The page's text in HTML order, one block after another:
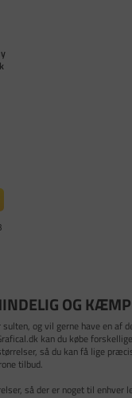
OG
og vil gerne have en af
kan du købe
så du kan få lige
tilbud.
så der er noget til enhver